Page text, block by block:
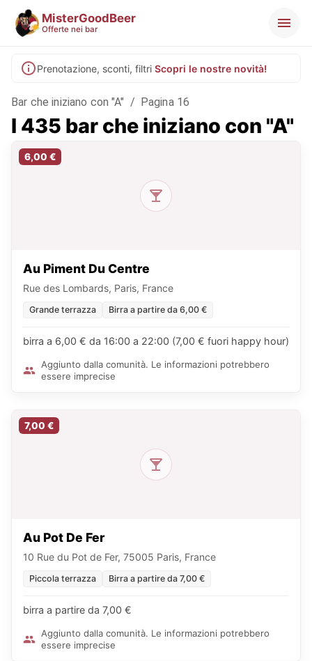
MisterGoodBeer
Offerte nei bar
Prenotazione, sconti, filtri Scopri le nostre novità!
Bar che iniziano con "A" / Pagina 16
I 435 bar che iniziano con "A"
6,00 €
Au Piment Du Centre
Rue des Lombards, Paris, France
Grande terrazza Birra a partire da 6,00 €
birra a 6,00 € da 16:00 a 22:00 (7,00 € fuori happy hour)
Aggiunto dalla comunità. Le informazioni potrebbero
essere imprecise
7,00 €
Au Pot De Fer
10 Rue du Pot de Fer, 75005 Paris, France
Piccola terrazza Birra a partire da 7,00 €
birra a partire da 7,00 €
Aggiunto dalla comunità. Le informazioni potrebbero
essere imprecise